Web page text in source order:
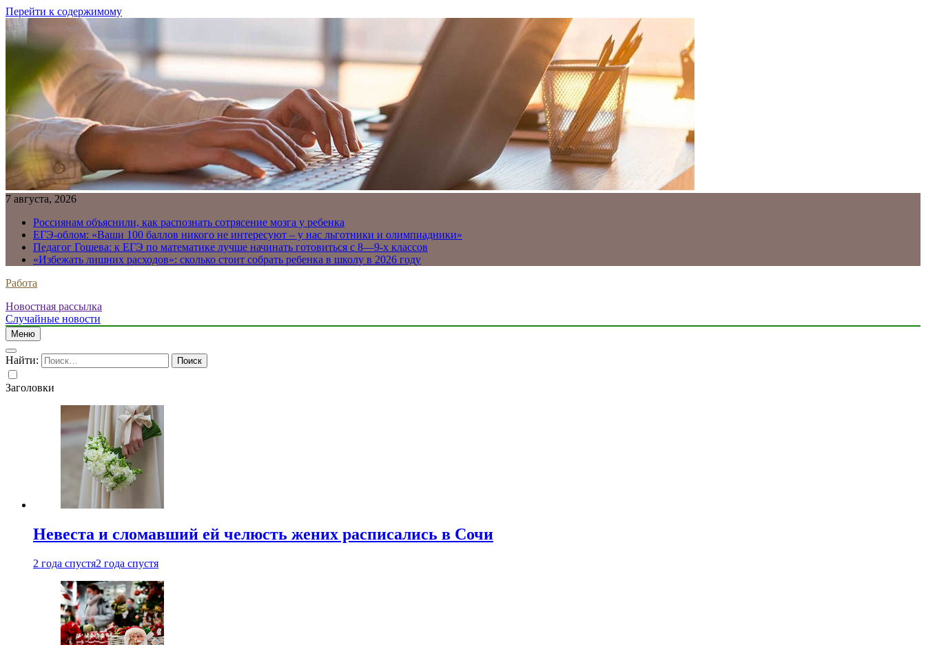
Перейти к содержимому
7 августа, 2026
Россиянам объяснили, как распознать сотрясение мозга у ребенка
ЕГЭ-облом: «Ваши 100 баллов никого не интересуют – у нас льготники и олимпиадники»
Педагог Гошева: к ЕГЭ по математике лучше начинать готовиться с 8—9-х классов
«Избежать лишних расходов»: сколько стоит собрать ребенка в школу в 2026 году
Работа
Новостная рассылка
Случайные новости
Меню
Найти:
Заголовки
Невеста и сломавший ей челюсть жених расписались в Сочи
2 года спустя2 года спустя